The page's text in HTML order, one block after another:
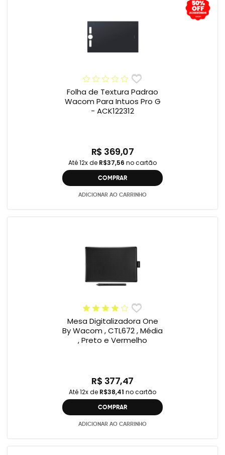
Folha de Textura Padrao
Wacom Para Intuos Pro G
- ACK122312
R$ 369,07
Até 12x de R$37,56 no cartão
COMPRAR
ADICIONAR AO CARRINHO
Mesa Digitalizadora One
By Wacom , CTL672 , Média
, Preto e Vermelho
R$ 377,47
Até 12x de R$38,41 no cartão
COMPRAR
ADICIONAR AO CARRINHO